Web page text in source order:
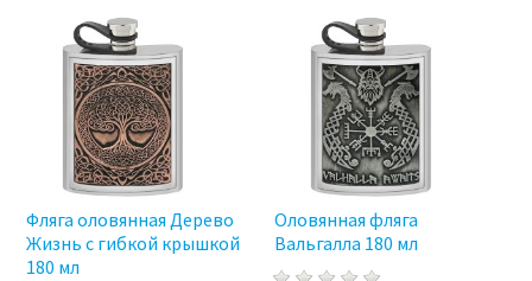
Фляга оловянная Дерево
Жизнь с гибкой крышкой
180 мл
Оловянная фляга
Вальгалла 180 мл